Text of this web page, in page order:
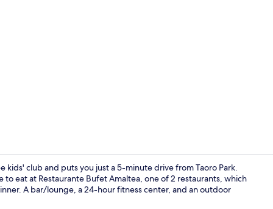
kids' club and puts you just a 5-minute drive from Taoro Park.
eat at Restaurante Bufet Amaltea, one of 2 restaurants, which
A bar/lounge, a 24-hour fitness center, and an outdoor